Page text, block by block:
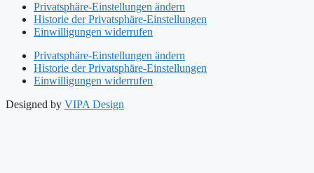
Privatsphäre-Einstellungen ändern
Historie der Privatsphäre-Einstellungen
Einwilligungen widerrufen
Privatsphäre-Einstellungen ändern
Historie der Privatsphäre-Einstellungen
Einwilligungen widerrufen
Designed by VIPA Design